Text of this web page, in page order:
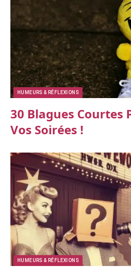
HUMEURS & RÉFLEXIONS
30 Blagues Courtes
Vos Soirées !
HUMEURS & RÉFLEXIONS